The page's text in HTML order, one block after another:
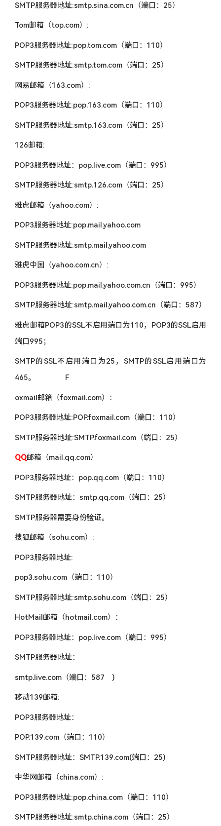
SMTP服务器地址:smtp.sina.com.cn（端口：25）
Tom邮箱（top.com）:
POP3服务器地址:pop.tom.com（端口：110）
SMTP服务器地址:smtp.tom.com（端口：25）
网易邮箱（163.com）:
POP3服务器地址:pop.163.com（端口：110）
SMTP服务器地址:smtp.163.com（端口：25）
126邮箱:
POP3服务器地址：pop.live.com（端口：995）
SMTP服务器地址:smtp.126.com（端口：25）
雅虎邮箱（yahoo.com）:
POP3服务器地址:pop.mail.yahoo.com
SMTP服务器地址:smtp.mail.yahoo.com
雅虎中国（yahoo.com.cn）:
POP3服务器地址:pop.mail.yahoo.com.cn（端口：995）
SMTP服务器地址:smtp.mail.yahoo.com.cn（端口：587）
雅虎邮箱POP3的SSL不启用端口为110，POP3的SSL启用
端口995；
SMTP的SSL不启用端口为25，SMTP的SSL启用端口为
465。 F
oxmail邮箱（foxmail.com）：
POP3服务器地址:POP.foxmail.com（端口：110）
SMTP服务器地址:SMTP.foxmail.com（端口：25）
QQ邮箱（mail.qq.com）
POP3服务器地址：pop.qq.com（端口：110）
SMTP服务器地址：smtp.qq.com（端口：25）
SMTP服务器需要身份验证。
搜狐邮箱（sohu.com）:
POP3服务器地址:
pop3.sohu.com（端口：110）
SMTP服务器地址:smtp.sohu.com（端口：25）
HotMail邮箱（hotmail.com）：
POP3服务器地址：pop.live.com（端口：995）
SMTP服务器地址：
smtp.live.com（端口：587 )
移动139邮箱:
POP3服务器地址：
POP.139.com（端口：110）
SMTP服务器地址：SMTP.139.com(端口：25)
中华网邮箱（china.com）:
POP3服务器地址:pop.china.com（端口：110）
SMTP服务器地址:smtp.china.com（端口：25）